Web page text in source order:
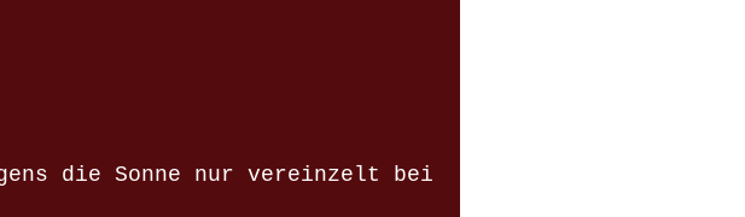
die Sonne nur vereinzelt bei